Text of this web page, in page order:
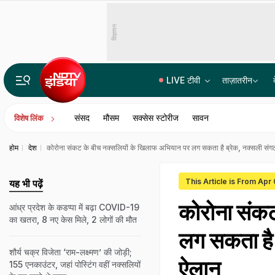
विज्ञापन
LIVE टीवी ताज़ातरीन
विशेष लिंक संसद मौसम सक्सेस स्टोरीज सावन
होम देश कोरोना संकट के बीच नक्सलियों के खिलाफ अभियान पर लग सकता है ब्रेक, नक्सली
This Article is From Apr
कोरोना
लग सकता है
ऐलान
यह भी पढ़ें
आंध्र प्रदेश के कडप्पा में बढ़ा COVID-19
का खतरा, 8 नए केस मिले, 2 लोगों की मौत
शौर्य चक्र विजेता ‘राम-लक्ष्मण’ की जोड़ी;
155 एनकाउंटर, जहां पोस्टिंग वहीं नक्सलियों